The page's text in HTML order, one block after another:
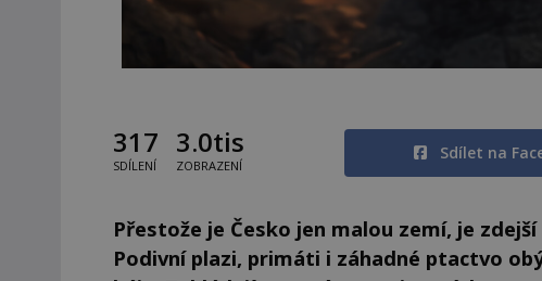
317
SDÍLENÍ
3.0tis
ZOBRAZENÍ
Sdílet na
Přestože je Česko jen malou zemí, je
Podivní plazi, primáti i záhadné ptactvo